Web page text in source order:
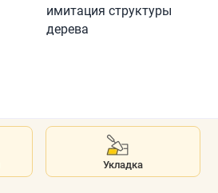
имитация структуры
дерева
Укладка